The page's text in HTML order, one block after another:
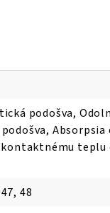
podošva,
Absorpsia
teplu
48